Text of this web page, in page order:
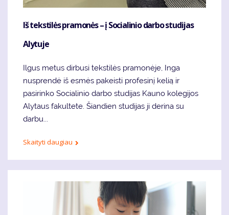
Iš tekstilės pramonės – į Socialinio darbo studijas
Alytuje
Ilgus metus dirbusi tekstilės pramonėje, Inga
nusprendė iš esmės pakeisti profesinį kelią ir
pasirinko Socialinio darbo studijas Kauno kolegijos
Alytaus fakultete. Šiandien studijas ji derina su
darbu...
Skaityti daugiau